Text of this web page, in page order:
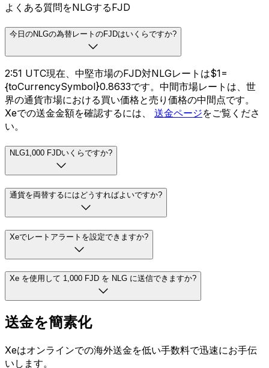
よくある質問をNLGするFJD
今日のNLGの為替レートのFJDはいくらですか?
2:51 UTC現在、中堅市場のFJD対NLGレートは$1=
{toCurrencySymbol}0.8633です。中間市場レートは、世
界の通貨市場における買い価格と売り価格の中間点です。
Xeでの送金金額を確認するには、 送金ページをご覧くださ
い。
NLG1,000 FJDいくらですか?
通貨を両替するにはどうすればよいですか?
Xeでレートアラートを設定できますか?
Xe を使用して 1,000 FJD を NLG に送信できますか?
送金を簡素化
Xeはオンラインでの海外送金を低い手数料で迅速にお手伝
いします。